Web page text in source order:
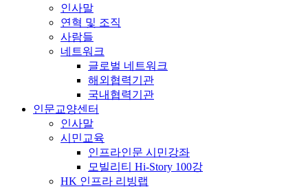
인사말
연혁 및 조직
사람들
네트워크
글로벌 네트워크
해외협력기관
국내협력기관
인문교양센터
인사말
시민교육
인프라인문 시민강좌
모빌리티 Hi-Story 100강
HK 인프라 리빙랩